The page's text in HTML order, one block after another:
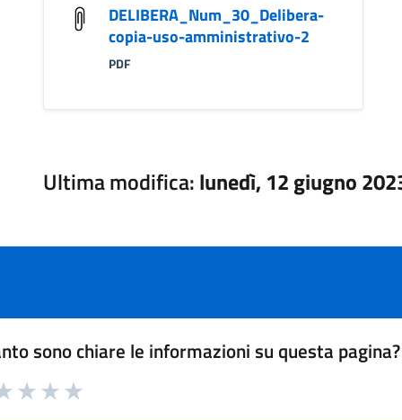
DELIBERA_Num_30_Delibera-
copia-uso-amministrativo-2
PDF
Ultima modifica:lunedì, 12 giugno
sono chiare le informazioni su questa pagina?